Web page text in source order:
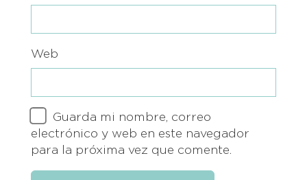
Web
Guarda mi nombre, correo
electrónico y web en este navegador
para la próxima vez que comente.